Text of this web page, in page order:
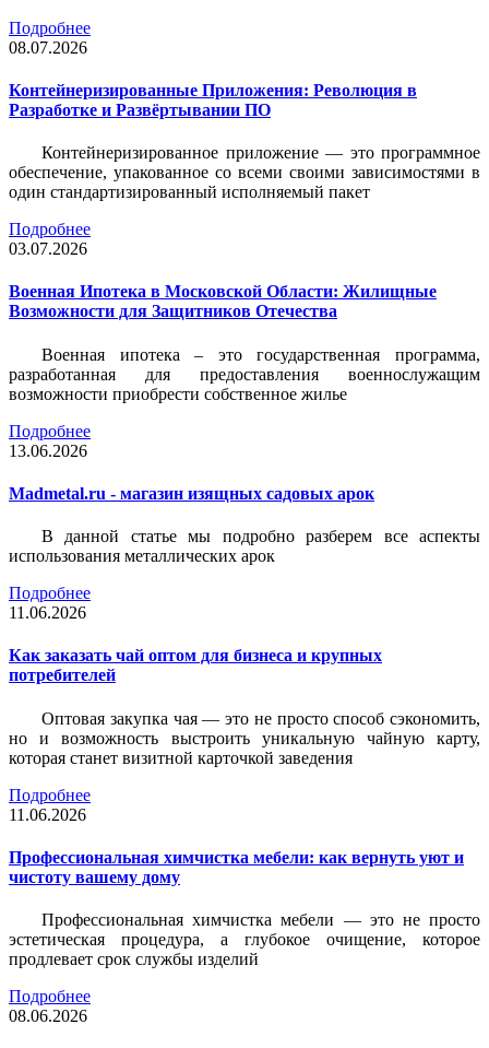
Подробнее
08.07.2026
Контейнеризированные Приложения: Революция в
Разработке и Развёртывании ПО
Контейнеризированное приложение — это программное
обеспечение, упакованное со всеми своими зависимостями в
один стандартизированный исполняемый пакет
Подробнее
03.07.2026
Военная Ипотека в Московской Области: Жилищные
Возможности для Защитников Отечества
Военная ипотека – это государственная программа,
разработанная для предоставления военнослужащим
возможности приобрести собственное жилье
Подробнее
13.06.2026
Madmetal.ru - магазин изящных садовых арок
В данной статье мы подробно разберем все аспекты
использования металлических арок
Подробнее
11.06.2026
Как заказать чай оптом для бизнеса и крупных
потребителей
Оптовая закупка чая — это не просто способ сэкономить,
но и возможность выстроить уникальную чайную карту,
которая станет визитной карточкой заведения
Подробнее
11.06.2026
Профессиональная химчистка мебели: как вернуть уют и
чистоту вашему дому
Профессиональная химчистка мебели — это не просто
эстетическая процедура, а глубокое очищение, которое
продлевает срок службы изделий
Подробнее
08.06.2026